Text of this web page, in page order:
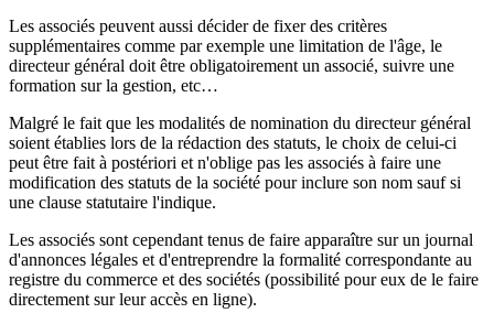
Les associés peuvent aussi décider de fixer des critères
supplémentaires comme par exemple une limitation de l'âge, le
directeur général doit être obligatoirement un associé, suivre une
formation sur la gestion, etc…
Malgré le fait que les modalités de nomination du directeur général
soient établies lors de la rédaction des statuts, le choix de celui-ci
peut être fait à postériori et n'oblige pas les associés à faire une
modification des statuts de la société pour inclure son nom sauf si
une clause statutaire l'indique.
Les associés sont cependant tenus de faire apparaître sur un journal
d'annonces légales et d'entreprendre la formalité correspondante au
registre du commerce et des sociétés (possibilité pour eux de le faire
directement sur leur accès en ligne).